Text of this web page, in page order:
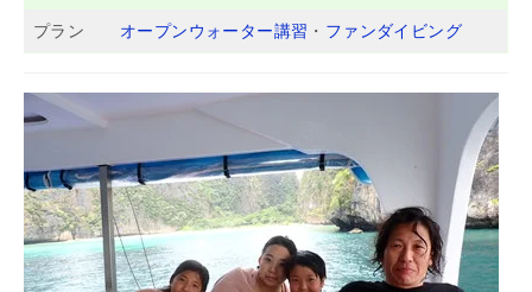
プラン オープンウォーター講習 ・ ファンダイビング